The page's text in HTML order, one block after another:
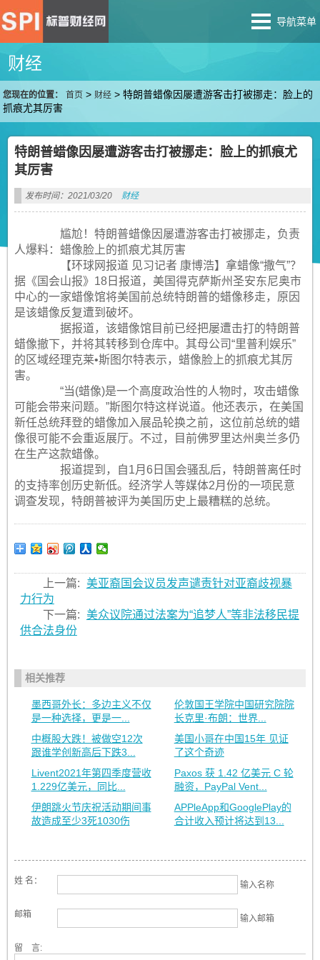
导航菜单
财经
您现在的位置： 首页 > 财经 >特朗普蜡像因屡遭游客击打被挪走：脸上的
抓痕尤其厉害
特朗普蜡像因屡遭游客击打被挪走：脸上的抓痕尤
其厉害
发布时间：2021/03/20 财经
尴尬！特朗普蜡像因屡遭游客击打被挪走，负责
人爆料：蜡像脸上的抓痕尤其厉害
【环球网报道 见习记者 康博浩】拿蜡像“撒气”？
据《国会山报》18日报道，美国得克萨斯州圣安东尼奥市
中心的一家蜡像馆将美国前总统特朗普的蜡像移走，原因
是该蜡像反复遭到破坏。
据报道，该蜡像馆目前已经把屡遭击打的特朗普
蜡像撤下，并将其转移到仓库中。其母公司“里普利娱乐”
的区域经理克莱•斯图尔特表示，蜡像脸上的抓痕尤其厉
害。
“当(蜡像)是一个高度政治性的人物时，攻击蜡像
可能会带来问题。”斯图尔特这样说道。他还表示，在美国
新任总统拜登的蜡像加入展品轮换之前，这位前总统的蜡
像很可能不会重返展厅。不过，目前佛罗里达州奥兰多仍
在生产这款蜡像。
报道提到，自1月6日国会骚乱后，特朗普离任时
的支持率创历史新低。经济学人等媒体2月份的一项民意
调查发现，特朗普被评为美国历史上最糟糕的总统。
上一篇: 美亚裔国会议员发声谴责针对亚裔歧视暴
力行为
下一篇: 美众议院通过法案为“追梦人”等非法移民提
供合法身份
相关推荐
墨西哥外长：多边主义不仅
是一种选择，更是一...
伦敦国王学院中国研究院院
长克里·布朗：世界...
中概股大跌！被做空12次
跟谁学创新高后下跌3...
美国小哥在中国15年 见证
了这个奇迹
Livent2021年第四季度营收
1.229亿美元，同比...
Paxos 获 1.42 亿美元 C 轮
融资，PayPal Vent...
伊朗跳火节庆祝活动期间事
故造成至少3死1030伤
APPleApp和GooglePlay的
合计收入预计将达到13...
姓 名： 输入名称
邮箱 输入邮箱
留 言: